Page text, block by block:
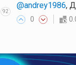
92
@andrey1986,
0